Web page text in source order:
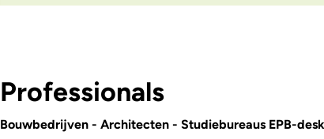
Professionals
Bouwbedrijven - Architecten - Studiebureaus EPB-